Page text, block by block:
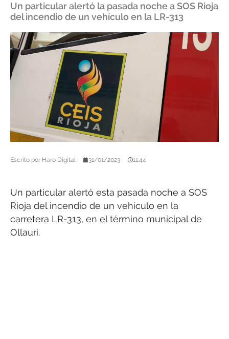
Un particular alertó la pasada noche a SOS Rioja
del incendio de un vehículo en la LR-313
Escrito por Haro Digital 31/01/2023 11:44
Un particular alertó esta pasada noche a SOS
Rioja del incendio de un vehículo en la
carretera LR-313, en el término municipal de
Ollauri.